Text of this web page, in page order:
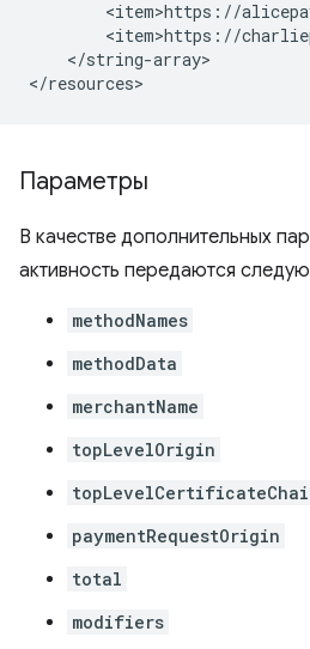
</string-array>
Параметры
В качестве дополнительных
активность передаются
methodNames
methodData
merchantName
topLevelOrigin
paymentRequestOrigin
total
modifiers